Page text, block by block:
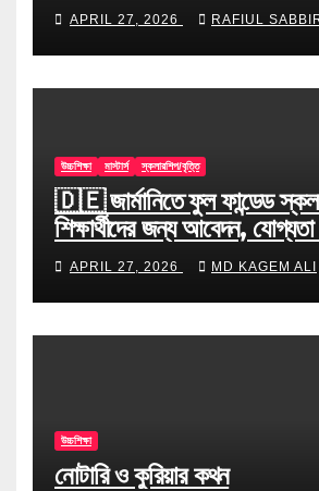
APRIL 27, 2026 RAFIUL
উচ্চশিক্ষা মাস্টার্স স্কলারশিপ/বৃত্তি
🇩🇪 জার্মানিতে ফুল ফান্ডেড স্কলারশিপ |
শিক্ষার্থীদের জন্য আবেদন,
APRIL 27, 2026 MD KAGEM ALI
উচ্চশিক্ষা
নোটারি ও কুরিয়ার কথন